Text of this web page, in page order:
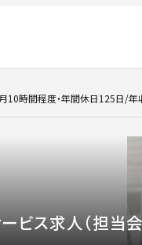
月10時間程度・年間休日125
ビス求人（担当